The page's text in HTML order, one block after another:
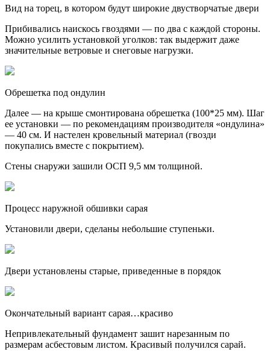
Вид на торец, в котором будут широкие двустворчатые двери
Прибивались наискось гвоздями — по два с каждой стороны.
Можно усилить установкой уголков: так выдержит даже
значительные ветровые и снеговые нагрузки.
Обрешетка под ондулин
Далее — на крыше смонтирована обрешетка (100*25 мм). Шаг
ее установки — по рекомендациям производителя «ондулина»
— 40 см. И настелен кровельный материал (гвозди
покупались вместе с покрытием).
Стены снаружи зашили ОСП 9,5 мм толщиной.
Процесс наружной обшивки сарая
Установили двери, сделаны небольшие ступеньки.
Двери установлены старые, приведенные в порядок
Окончательный вариант сарая…красиво
Непривлекательный фундамент зашит нарезанным по
размерам асбестовым листом. Красивый получился сарай.